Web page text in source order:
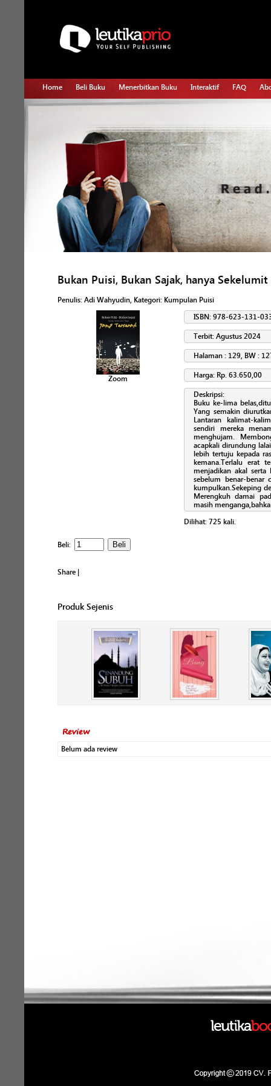
Home Beli Buku Menerbitkan Buku Interaktif FAQ
Bukan Puisi, Bukan Sajak, hanya Sekelumit
Penulis: Adi Wahyudin, Kategori: Kumpulan Puisi
Zoom
ISBN: 978-623-131-
Terbit: Agustus 2024
Halaman : 129, BW :
Harga: Rp. 63.650,00
Deskripsi:
Buku ke-lima
Yang semakin
Lantaran kalimat-
sendiri mereka
menghujam.
acapkali dirundung
lebih tertuju kepada
kemana.Terlalu erat
menjadikan akal serta
sebelum benar-benar
kumpulkan.Sekeping
Merengkuh damai
masih
Dilihat: 725 kali.
Beli:
Share |
Produk Sejenis
Review
Belum ada review